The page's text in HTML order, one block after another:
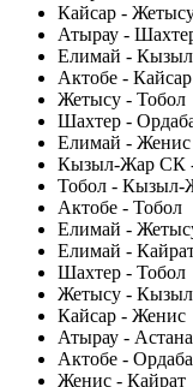
Кайсар -
Атырау -
Елимай -
Актобе - Кайсар
Жетысу - Тобол
Шахтер -
Елимай - Женис
Кызыл-Жар СК
Тобол -
Актобе - Тобол
Елимай -
Елимай -
Шахтер - Тобол
Жетысу -
Кайсар - Женис
Атырау - Астана
Актобе -
Женис - Кайрат